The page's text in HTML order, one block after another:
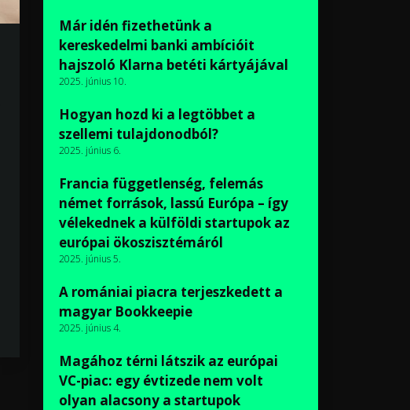
Már idén fizethetünk a
kereskedelmi banki ambícióit
hajszoló Klarna betéti kártyájával
2025. június 10.
Hogyan hozd ki a legtöbbet a
szellemi tulajdonodból?
2025. június 6.
Francia függetlenség, felemás
német források, lassú Európa – így
vélekednek a külföldi startupok az
európai ökoszisztémáról
2025. június 5.
A romániai piacra terjeszkedett a
magyar Bookkeepie
2025. június 4.
Magához térni látszik az európai
VC-piac: egy évtizede nem volt
olyan alacsony a startupok